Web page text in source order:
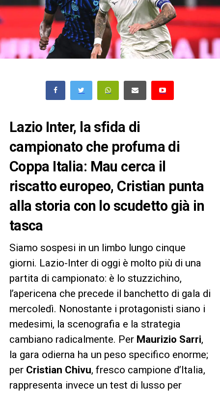
Lazio Inter, la sfida di
campionato che profuma di
Coppa Italia: Mau cerca il
riscatto europeo, Cristian punta
alla storia con lo scudetto già in
tasca
Siamo sospesi in un limbo lungo cinque
giorni. Lazio-Inter di oggi è molto più di una
partita di campionato: è lo stuzzichino,
l’apericena che precede il banchetto di gala di
mercoledì. Nonostante i protagonisti siano i
medesimi, la scenografia e la strategia
cambiano radicalmente. Per Maurizio Sarri,
la gara odierna ha un peso specifico enorme;
per Cristian Chivu, fresco campione d’Italia,
rappresenta invece un test di lusso per